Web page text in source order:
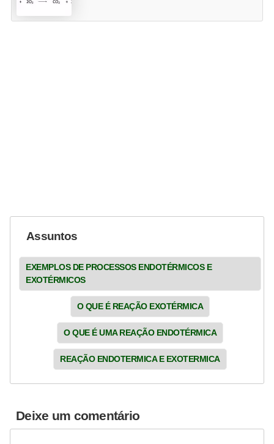
Assuntos
EXEMPLOS DE PROCESSOS ENDOTÉRMICOS E
EXOTÉRMICOS
O QUE É REAÇÃO EXOTÉRMICA
O QUE É UMA REAÇÃO ENDOTÉRMICA
REAÇÃO ENDOTERMICA E EXOTERMICA
Deixe um comentário